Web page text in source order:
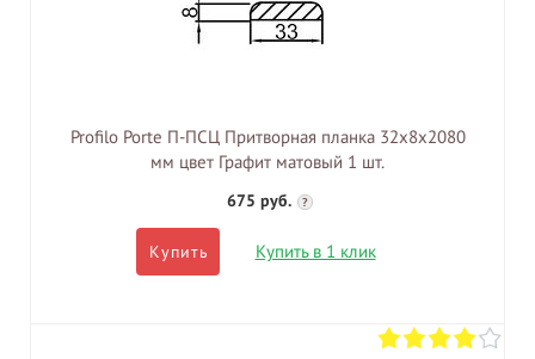
Profilo Porte П-ПСЦ Притворная планка 32х8х2080
мм цвет Графит матовый 1 шт.
675 руб. ?
Купить Купить в 1 клик